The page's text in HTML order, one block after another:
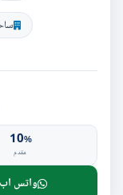
10%
مقدم
واتس اب